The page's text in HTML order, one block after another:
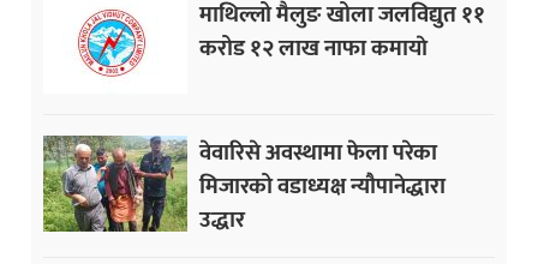
माथिल्लो मैलुङ खोला जलविद्युत ११
करोड १२ लाख नाफा कमायाे
वेवारिसे अवस्थामा फेला परेका
मिजारको वडाध्यक्ष न्यौपानेद्धारा
उद्धार